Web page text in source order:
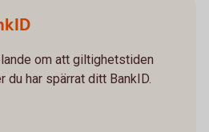
om att giltighetstiden
du har spärrat ditt BankID.